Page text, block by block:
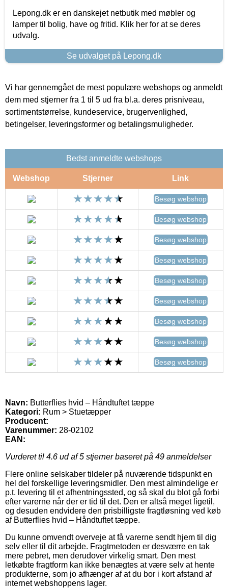
Lepong.dk er en danskejet netbutik med møbler og
lamper til bolig, have og fritid. Klik her for at se deres
udvalg.
Se udvalget på Lepong.dk
Vi har gennemgået de mest populære webshops og anmeldt
dem med stjerner fra 1 til 5 ud fra bl.a. deres prisniveau,
sortimentstørrelse, kundeservice, brugervenlighed,
betingelser, leveringsformer og betalingsmuligheder.
Bedst anmeldte webshops
Webshop Stjerner Link
Besøg webshop
Besøg webshop
Besøg webshop
Besøg webshop
Besøg webshop
Besøg webshop
Besøg webshop
Besøg webshop
Besøg webshop
Navn: Butterflies hvid – Håndtuftet tæppe
Kategori: Rum > Stuetæpper
Producent:
Varenummer: 28-02102
EAN:
Vurderet til 4.6 ud af 5 stjerner baseret på 49 anmeldelser
Flere online selskaber tildeler på nuværende tidspunkt en
hel del forskellige leveringsmidler. Den mest almindelige er
p.t. levering til et afhentningssted, og så skal du blot gå forbi
efter varerne når der er tid til det. Den er altså meget ligetil,
og desuden endvidere den prisbilligste fragtløsning ved køb
af Butterflies hvid – Håndtuftet tæppe.
Du kunne omvendt overveje at få varerne sendt hjem til dig
selv eller til dit arbejde. Fragtmetoden er desværre en tak
mere pebret, men derudover virkelig smart. Den mest
letkøbte fragtform kan ikke benægtes at være selv at hente
produkterne, som jo afhænger af at du bor i kort afstand af
internet webshoppens lager.